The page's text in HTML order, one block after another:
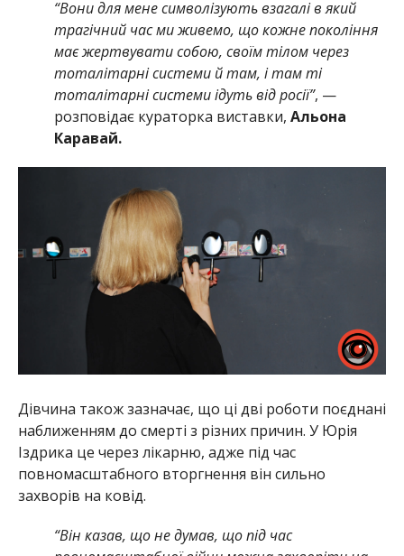
“Вони для мене символізують взагалі в який
трагічний час ми живемо, що кожне покоління
має жертвувати собою, своїм тілом через
тоталітарні системи й там, і там ті
тоталітарні системи ідуть від росії”, —
розповідає кураторка виставки, Альона
Каравай.
Дівчина також зазначає, що ці дві роботи поєднані
наближенням до смерті з різних причин. У Юрія
Іздрика це через лікарню, адже під час
повномасштабного вторгнення він сильно
захворів на ковід.
“Він казав, що не думав, що під час